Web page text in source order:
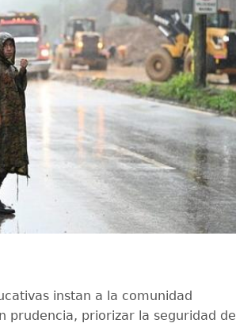
instan a la comunidad
prudencia, priorizar la seguridad de